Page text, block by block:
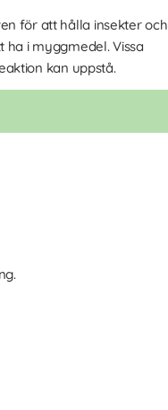
för att hålla insekter och
i myggmedel. Vissa
kan uppstå.